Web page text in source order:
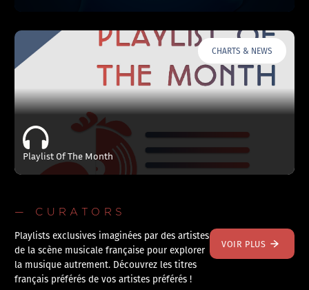
CHARTS & NEWS
Playlist Of The Month
— CURATORS
Playlists exclusives imaginées par des artistes
de la scène musicale française pour explorer
la musique autrement. Découvrez les titres
français préférés de vos artistes préférés !
VOIR PLUS